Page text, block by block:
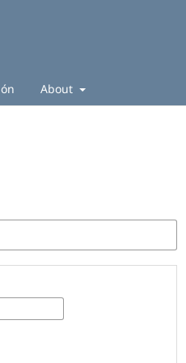
About